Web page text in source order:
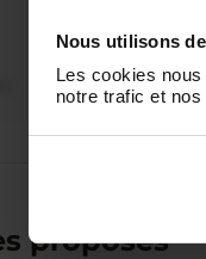
Nous utilisons
Les cookies
notre trafic et
proposés